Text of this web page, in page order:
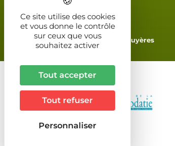
2024 - Office de Tourisme de Bruyères
Ce site utilise des cookies
et vous donne le contrôle
sur ceux que vous
souhaitez activer
Tout accepter
Tout refuser
Personnaliser